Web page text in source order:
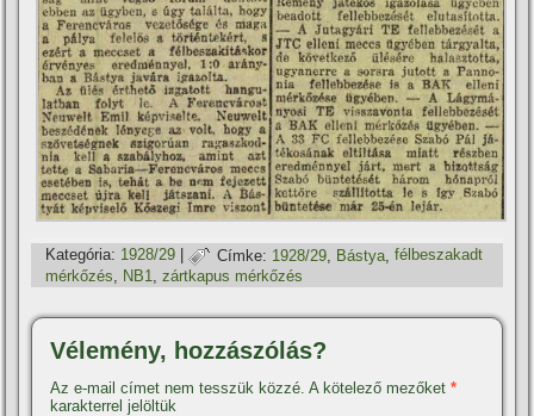
Kategória: 1928/29 | Címke: 1928/29 Bástya ,félbeszakadt
mérkőzés
NB1 ,zártkapus mérkőzés
Vélemény, hozzászólás?
Az e-mail címet nem tesszük közzé. A kötelező mezőket*
karakterrel jelöltük